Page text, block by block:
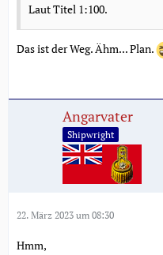
Laut Titel 1:100.
Das ist der Weg. Ähm... Plan.
Angarvater
Shipwright
22. März 2023 um 08:30
Hmm,